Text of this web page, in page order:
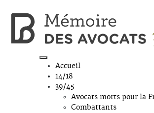
Accueil
14/18
39/45
Avocats morts pour la
Combattants